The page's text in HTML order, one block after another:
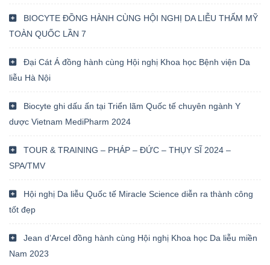
BIOCYTE ĐỒNG HÀNH CÙNG HỘI NGHỊ DA LIỄU THẨM MỸ
TOÀN QUỐC LẦN 7
Đại Cát Á đồng hành cùng Hội nghị Khoa học Bệnh viện Da
liễu Hà Nội
Biocyte ghi dấu ấn tại Triển lãm Quốc tế chuyên ngành Y
dược Vietnam MediPharm 2024
TOUR & TRAINING – PHÁP – ĐỨC – THỤY SĨ 2024 –
SPA/TMV
Hội nghị Da liễu Quốc tế Miracle Science diễn ra thành công
tốt đẹp
Jean d’Arcel đồng hành cùng Hội nghị Khoa học Da liễu miền
Nam 2023